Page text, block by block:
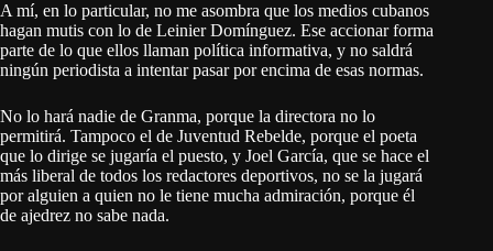
A mí, en lo particular, no me asombra que los medios cubanos
hagan mutis con lo de Leinier Domínguez. Ese accionar forma
parte de lo que ellos llaman política informativa, y no saldrá
ningún periodista a intentar pasar por encima de esas normas.
No lo hará nadie de Granma, porque la directora no lo
permitirá. Tampoco el de Juventud Rebelde, porque el poeta
que lo dirige se jugaría el puesto, y Joel García, que se hace el
más liberal de todos los redactores deportivos, no se la jugará
por alguien a quien no le tiene mucha admiración, porque él
de ajedrez no sabe nada.